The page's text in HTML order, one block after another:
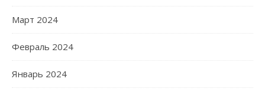
Март 2024
Февраль 2024
Январь 2024